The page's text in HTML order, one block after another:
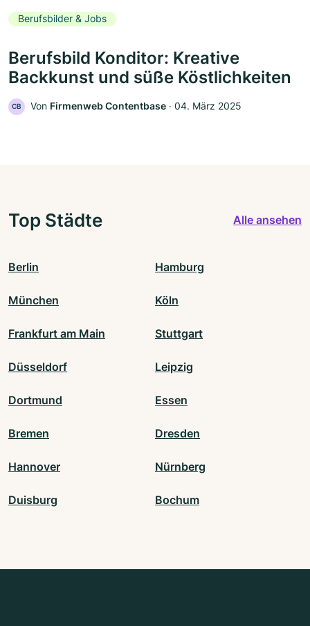
Berufsbilder & Jobs
Berufsbild Konditor: Kreative
Backkunst und süße Köstlichkeiten
CB Von Firmenweb Contentbase ‧ 04. März 2025
Top Städte Alle ansehen
Berlin Hamburg
München Köln
Frankfurt am Main Stuttgart
Düsseldorf Leipzig
Dortmund Essen
Bremen Dresden
Hannover Nürnberg
Duisburg Bochum